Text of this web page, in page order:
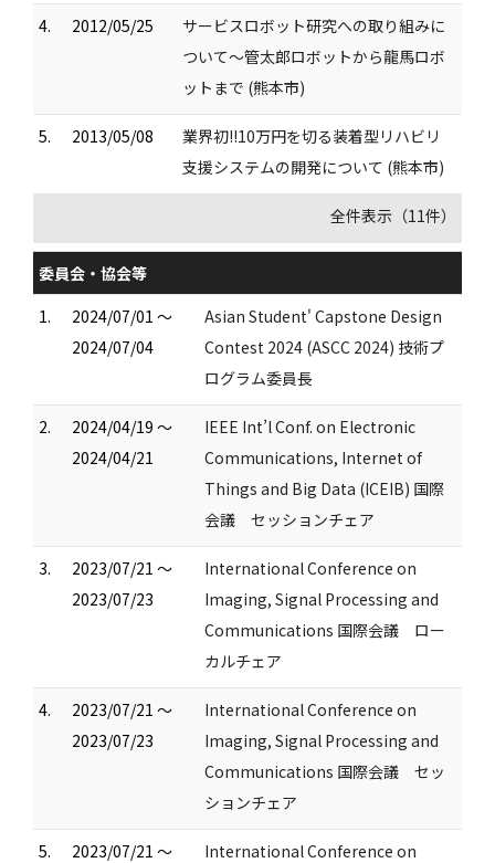
4. 2012/05/25
サービスロボット研究への取り組みに
ついて～管太郎ロボットから龍馬ロボ
ットまで (熊本市)
5. 2013/05/08
業界初!!10万円を切る装着型リハビリ
支援システムの開発について (熊本市)
全件表示（11件）
委員会・協会等
1.
2024/07/01 ～
2024/07/04
Asian Student' Capstone Design
Contest 2024 (ASCC 2024) 技術プ
ログラム委員長
2.
2024/04/19 ～
2024/04/21
IEEE Int’l Conf. on Electronic
Communications, Internet of
Things and Big Data (ICEIB) 国際
会議 セッションチェア
3.
2023/07/21 ～
2023/07/23
International Conference on
Imaging, Signal Processing and
Communications 国際会議 ロー
カルチェア
4.
2023/07/21 ～
2023/07/23
International Conference on
Imaging, Signal Processing and
Communications 国際会議 セッ
ションチェア
5.
2023/07/21 ～
International Conference on